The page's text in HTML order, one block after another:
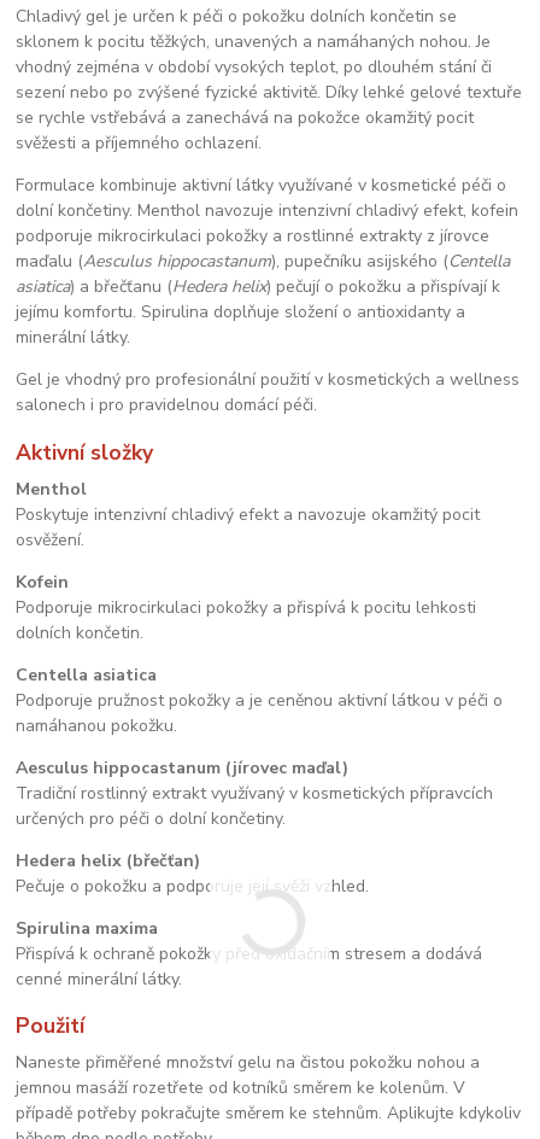
Chladivý gel je určen k péči o pokožku dolních končetin se
sklonem k pocitu těžkých, unavených a namáhaných nohou. Je
vhodný zejména v období vysokých teplot, po dlouhém stání či
sezení nebo po zvýšené fyzické aktivitě. Díky lehké gelové textuře
se rychle vstřebává a zanechává na pokožce okamžitý pocit
svěžesti a příjemného ochlazení.
Formulace kombinuje aktivní látky využívané v kosmetické péči o
dolní končetiny. Menthol navozuje intenzivní chladivý efekt, kofein
podporuje mikrocirkulaci pokožky a rostlinné extrakty z jírovce
maďalu (Aesculus hippocastanum), pupečníku asijského (Centella
asiatica) a břečťanu (Hedera helix) pečují o pokožku a přispívají k
jejímu komfortu. Spirulina doplňuje složení o antioxidanty a
minerální látky.
Gel je vhodný pro profesionální použití v kosmetických a wellness
salonech i pro pravidelnou domácí péči.
Aktivní složky
Menthol
Poskytuje intenzivní chladivý efekt a navozuje okamžitý pocit
osvěžení.
Kofein
Podporuje mikrocirkulaci pokožky a přispívá k pocitu lehkosti
dolních končetin.
Centella asiatica
Podporuje pružnost pokožky a je ceněnou aktivní látkou v péči o
namáhanou pokožku.
Aesculus hippocastanum (jírovec maďal)
Tradiční rostlinný extrakt využívaný v kosmetických přípravcích
určených pro péči o dolní končetiny.
Hedera helix (břečťan)
Pečuje o pokožku a podporuje její svěží vzhled.
Spirulina maxima
Přispívá k ochraně pokožky před oxidačním stresem a dodává
cenné minerální látky.
Použití
Naneste přiměřené množství gelu na čistou pokožku nohou a
jemnou masáží rozetřete od kotníků směrem ke kolenům. V
případě potřeby pokračujte směrem ke stehnům. Aplikujte kdykoliv